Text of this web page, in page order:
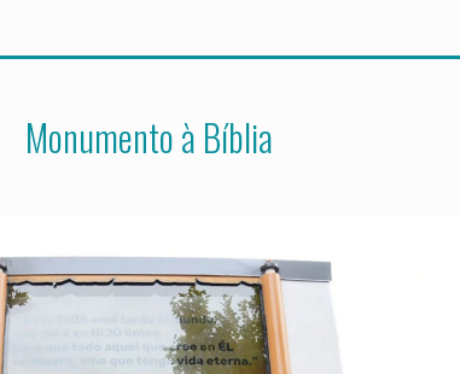
Monumento à Bíblia